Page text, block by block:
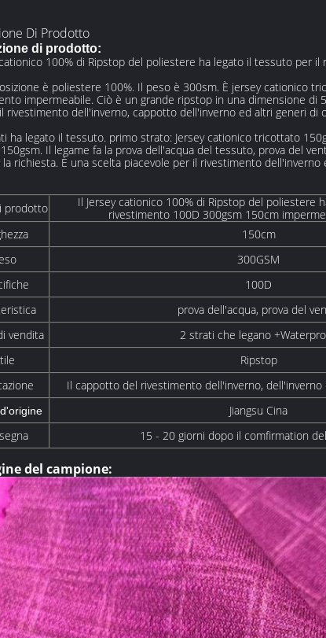
Di Prodotto
di prodotto:
100% di Ripstop del poliestere ha legato il tessuto per
è poliestere 100%. Il peso è 300sm. È jersey cationico
impermeabile. Ciò è un grande ripstop in una dimensione
rivestimento dell'inverno, cappotto dell'inverno ed altri generi di
ha legato il tessuto. primo strato: Jersey cationico tricottato
Il legame fa la prova dell'acqua del tessuto, prova del
richiesta. È una scelta piacevole per il rivestimento
prodotto
Il Jersey cationico 100% di Ripstop del poliestere
rivestimento 100D 300gsm 150cm
150cm
300GSM
100D
prova dell'acqua, prova del
vendita
2 strati che legano
Ripstop
Il cappotto del rivestimento dell'inverno,
Jiangsu Cina
15 - 20 giorni dopo il comfirmation
del campione: